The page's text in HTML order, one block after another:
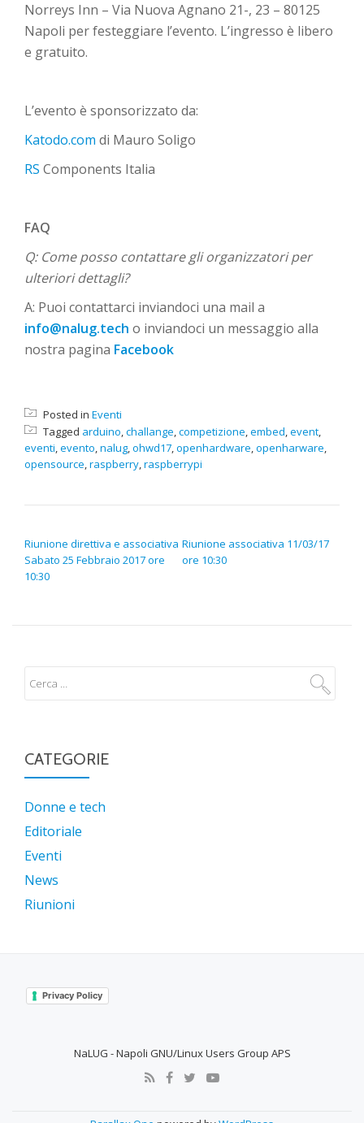
Norreys Inn – Via Nuova Agnano 21-, 23 – 80125
Napoli per festeggiare l’evento. L’ingresso è libero
e gratuito.
L’evento è sponsorizzato da:
Katodo.com di Mauro Soligo
RS Components Italia
FAQ
Q: Come posso contattare gli organizzatori per
ulteriori dettagli?
A: Puoi contattarci inviandoci una mail a
info@nalug.tech o inviandoci un messaggio alla
nostra pagina Facebook
Posted in Eventi
Tagged arduino,challange,competizione,embed,event,
eventi,evento,nalug,ohwd17,openhardware,openharware,
opensource,raspberry,raspberrypi
Riunione direttiva e associativa
Sabato 25 Febbraio 2017 ore
10:30
Riunione associativa 11/03/17
ore 10:30
CATEGORIE
Donne e tech
Editoriale
Eventi
News
Riunioni
Privacy Policy
NaLUG - Napoli GNU/Linux Users Group APS